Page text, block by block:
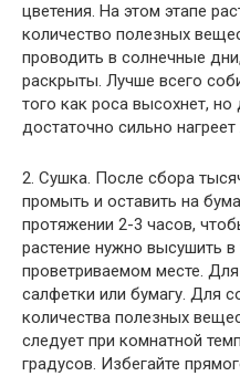
цветения. На этом этапе
количество полезных
проводить в солнечные
раскрыты. Лучше всего
того как роса высохнет, но
достаточно сильно нагреет
2. Сушка. После сбора
промыть и оставить на
протяжении 2-3 часов,
растение нужно высушить
проветриваемом месте.
салфетки или бумагу. Для
количества полезных
следует при комнатной
градусов. Избегайте